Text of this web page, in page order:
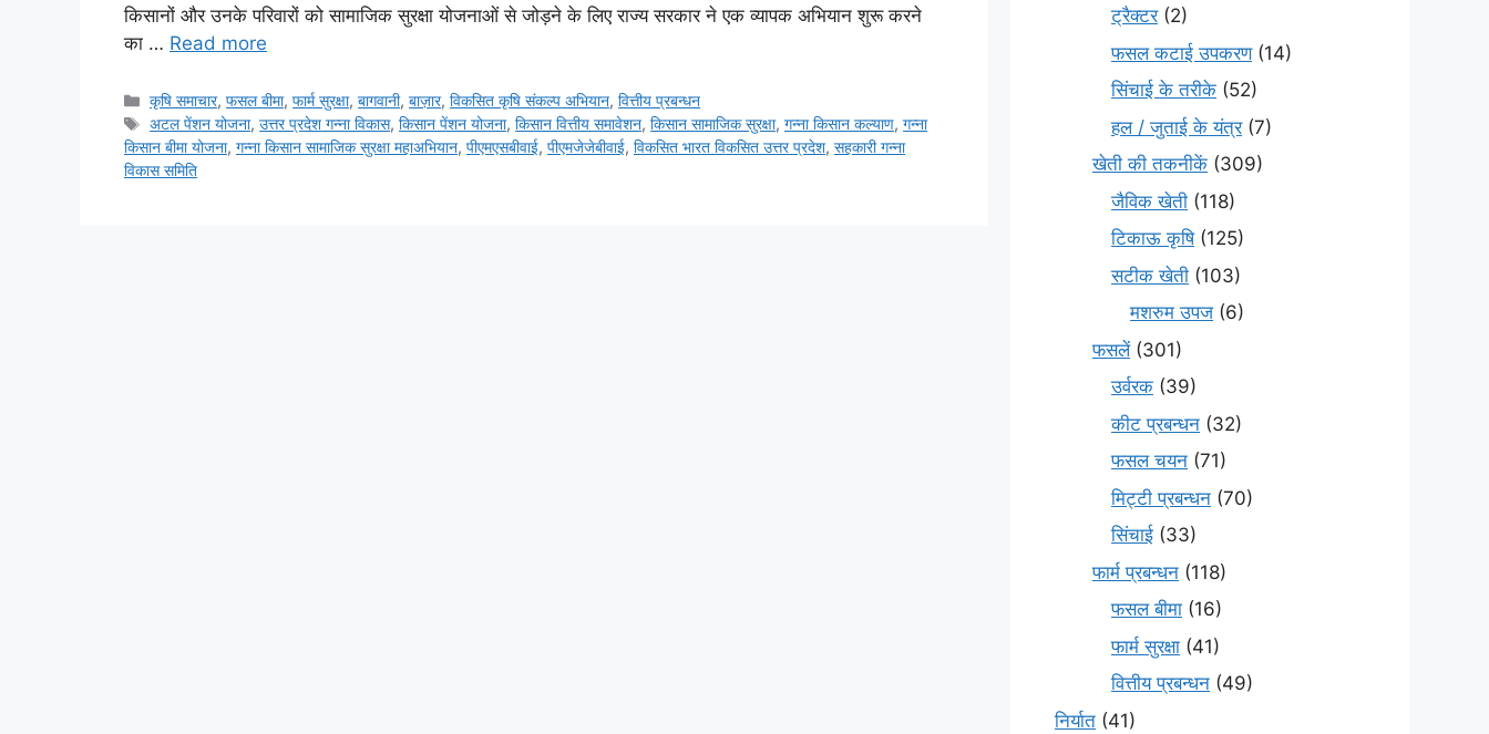
किसानों और उनके परिवारों को सामाजिक सुरक्षा योजनाओं से जोड़ने के लिए राज्य सरकार ने एक व्यापक अभियान शुरू करने
का … Read more
कृषि समाचार,फसल बीमा,फार्म सुरक्षा,बागवानी,बाज़ार,विकसित कृषि संकल्प अभियान,वित्तीय प्रबन्धन
अटल पेंशन योजना,उत्तर प्रदेश गन्ना विकास,किसान पेंशन योजना,किसान वित्तीय समावेशन,किसान सामाजिक सुरक्षा,गन्ना किसान कल्याण,गन्ना
किसान बीमा योजना, गन्ना किसान सामाजिक सुरक्षा महाअभियान, पीएमएसबीवाई, पीएमजेजेबीवाई, विकसित भारत विकसित उत्तर प्रदेश, सहकारी गन्ना
विकास समिति
ट्रैक्टर(2)
फसल कटाई उपकरण(14)
सिंचाई के तरीके (52)
हल / जुताई के यंत्र(7)
खेती की तकनीकें (309)
जैविक खेती (118)
टिकाऊ कृषि(125)
सटीक खेती (103)
मशरुम उपज (6)
फसलें(301)
उर्वरक (39)
कीट प्रबन्धन (32)
फसल चयन (71)
मि‌ट्टी प्रबन्धन (70)
सिंचाई (33)
फार्म प्रबन्धन (118)
फसल बीमा (16)
फार्म सुरक्षा (41)
वित्तीय प्रबन्धन (49)
निर्यात (41)